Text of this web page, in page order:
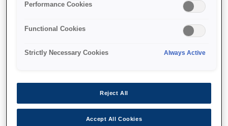
Performance Cookies
Functional Cookies
Strictly Necessary Cookies Always Active
Reject All
Accept All Cookies